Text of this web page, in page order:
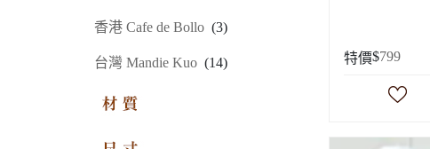
香港 Cafe de Bollo (3)
台灣 Mandie Kuo (14) 特價$799